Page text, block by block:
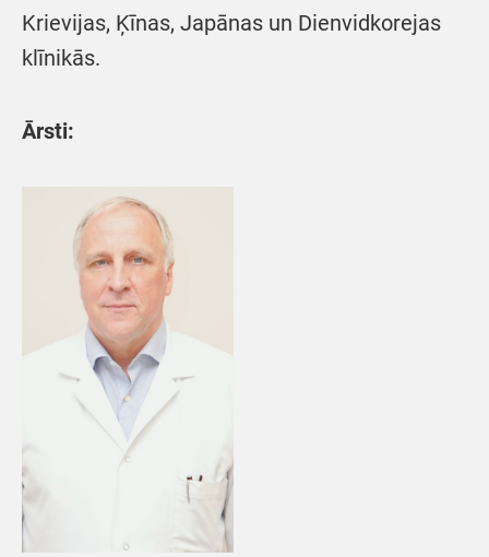
Krievijas, Ķīnas, Japānas un Dienvidkorejas
klīnikās.
Ārsti: